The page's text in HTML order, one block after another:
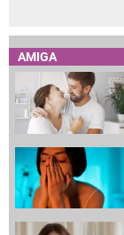
AMIGA